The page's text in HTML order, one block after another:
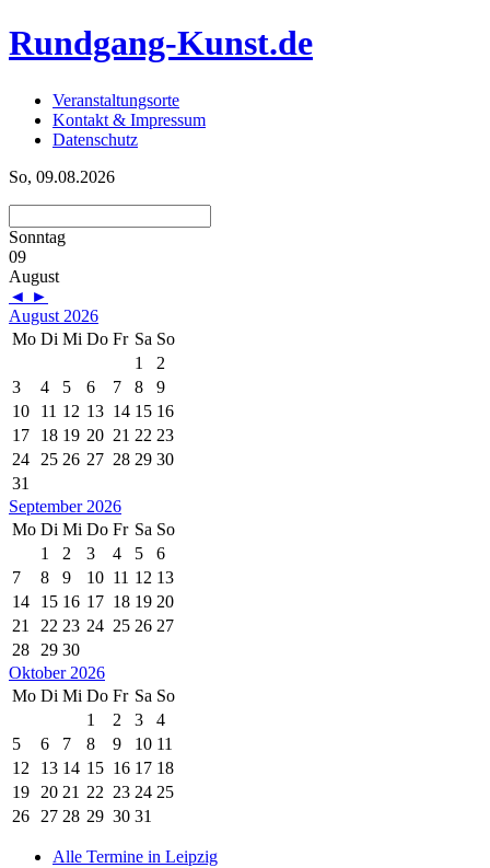
Rundgang-Kunst.de
Veranstaltungsorte
Kontakt & Impressum
Datenschutz
So, 09.08.2026
Sonntag
09
August
◄ ►
August 2026
Mo Di Mi Do Fr Sa So
1
2
3
4 5 6 7 8
9
10
11 12 13 14 15 16
17
18 19 20 21 22 23
24 25 26 27 28 29 30
31
September 2026
Mo Di Mi Do Fr Sa So
1
2 3 4 5
6
7
8 9 10 11 12 13
14
15 16 17 18 19 20
21
22 23 24 25 26 27
28 29 30
Oktober 2026
Mo Di Mi Do Fr Sa So
1
2 3
4
5
6 7 8 9 10 11
12
13 14 15 16 17 18
19 20 21 22 23 24 25
26 27 28 29 30 31
Alle Termine in Leipzig